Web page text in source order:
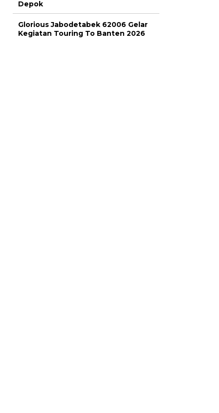
Depok
Glorious Jabodetabek 62006 Gelar
Kegiatan Touring To Banten 2026